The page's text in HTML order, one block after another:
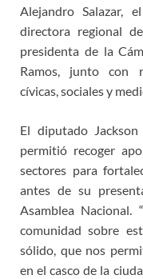
Alejandro Salazar,
directora regional
presidenta de la
Ramos, junto con
cívicas, sociales y
El diputado
permitió recoger
sectores para
antes de su
Asamblea Nacional.
comunidad sobre
sólido, que nos
en el casco de la